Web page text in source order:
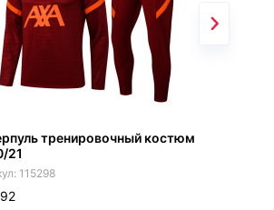
тренировочный костюм
21
115298